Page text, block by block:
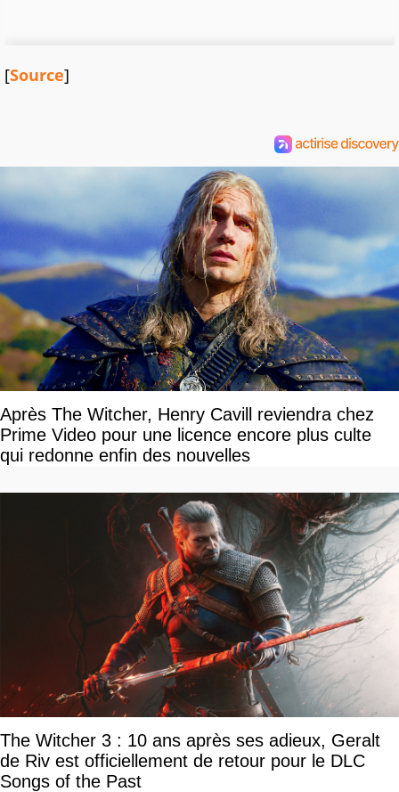
[Source]
Après The Witcher, Henry Cavill reviendra chez
Prime Video pour une licence encore plus culte
qui redonne enfin des nouvelles
The Witcher 3 : 10 ans après ses adieux, Geralt
de Riv est officiellement de retour pour le DLC
Songs of the Past